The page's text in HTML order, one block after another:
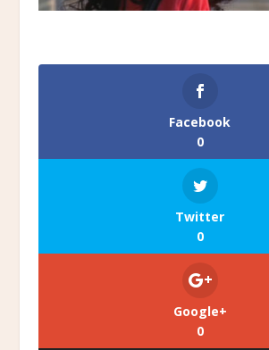
Facebook
0
Twitter
0
Google+
0